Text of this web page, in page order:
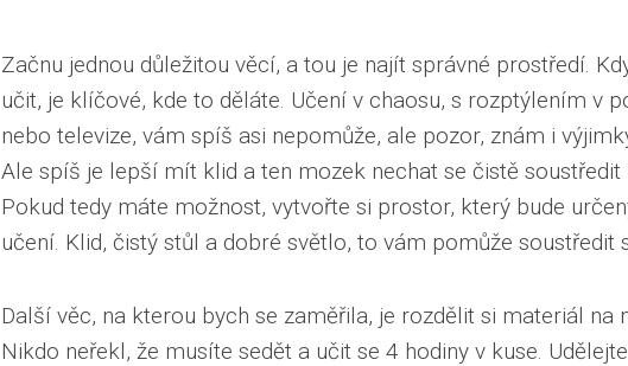
Začnu jednou důležitou věcí, a tou je najít správné prostředí.
učit, je klíčové, kde to děláte. Učení v chaosu, s rozptýlením v
nebo televize, vám spíš asi nepomůže, ale pozor, znám i
Ale spíš je lepší mít klid a ten mozek nechat se čistě soustředit
Pokud tedy máte možnost, vytvořte si prostor, který bude
učení. Klid, čistý stůl a dobré světlo, to vám pomůže soustředit
Další věc, na kterou bych se zaměřila, je rozdělit si materiál na
Nikdo neřekl, že musíte sedět a učit se 4 hodiny v kuse.